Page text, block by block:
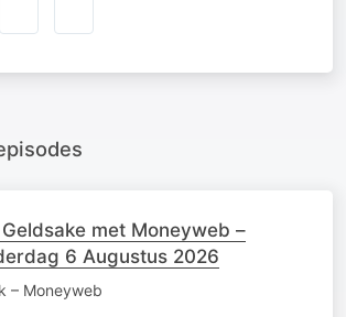
Geldsake met Moneyweb –
6 Augustus 2026
– Moneyweb